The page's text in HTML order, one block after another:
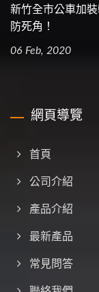
新竹全市公車加
防死角！
06 Feb, 2020
網頁導覽
首頁
公司介紹
產品介紹
最新產品
常見問答